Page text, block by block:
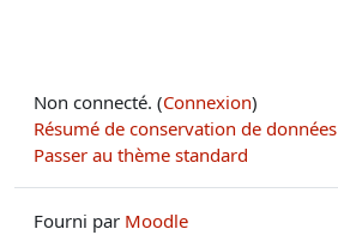
Non connecté. (Connexion)
Résumé de conservation de données
Passer au thème standard
Fourni par Moodle